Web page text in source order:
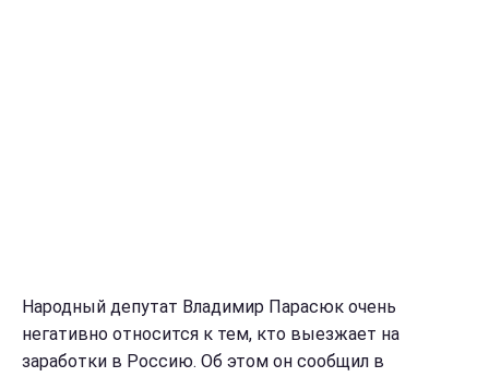
Народный депутат Владимир Парасюк очень
негативно относится к тем, кто выезжает на
заработки в Россию. Об этом он сообщил в